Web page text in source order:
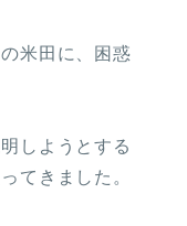
米田に、困惑
しようとする
てきました。